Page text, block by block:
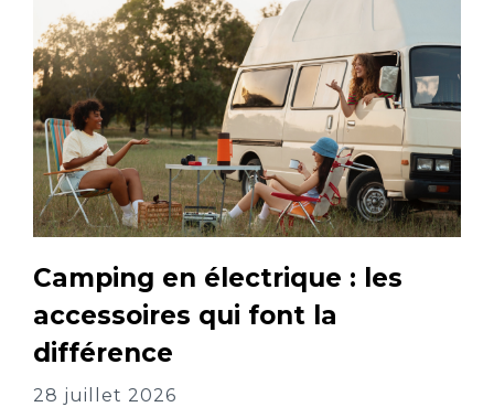
Camping en électrique : les
accessoires qui font la
différence
28 juillet 2026